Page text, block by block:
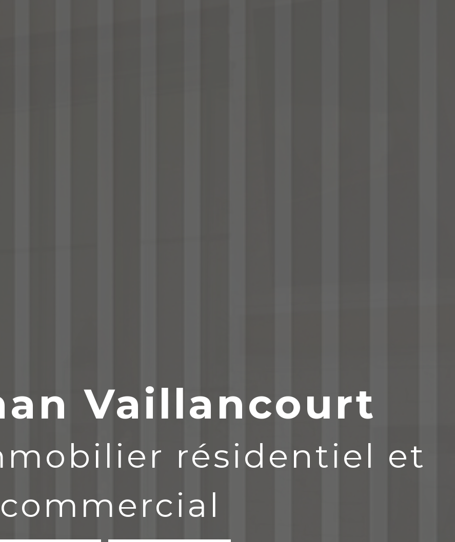
Vaillancourt
résidentiel et
commercial